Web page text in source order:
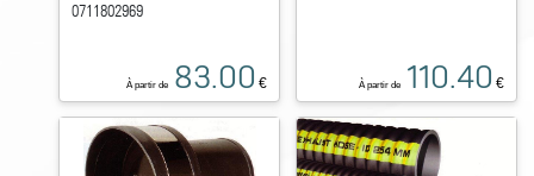
0711802969
À partir de 83.00 € À partir de 110.40 €